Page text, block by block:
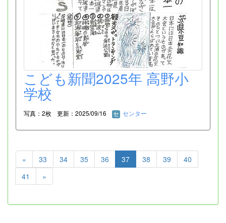
こども新聞2025年 高野小
学校
写真：2枚 更新：2025/09/16 センター
« 33 34 35 36 37 38 39
40
41
»